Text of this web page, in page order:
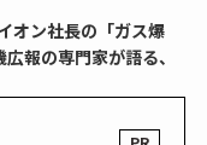
オン社長の「ガス爆
報の専門家が語る、